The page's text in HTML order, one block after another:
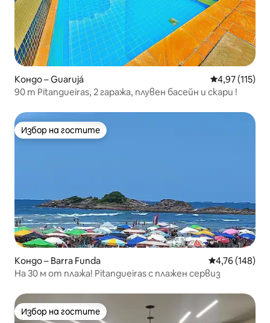
Кондо – Guarujá Средна
4,97 (115)
90 m Pitangueiras, 2 гаража, плувен басейн и скари !
Избор на гостите
Избор на гостите
Кондо – Barra Funda Средна
4,76 (148)
На 30 м от плажа! Pitangueiras с плажен сервиз
Избор на гостите
Избор на гостите